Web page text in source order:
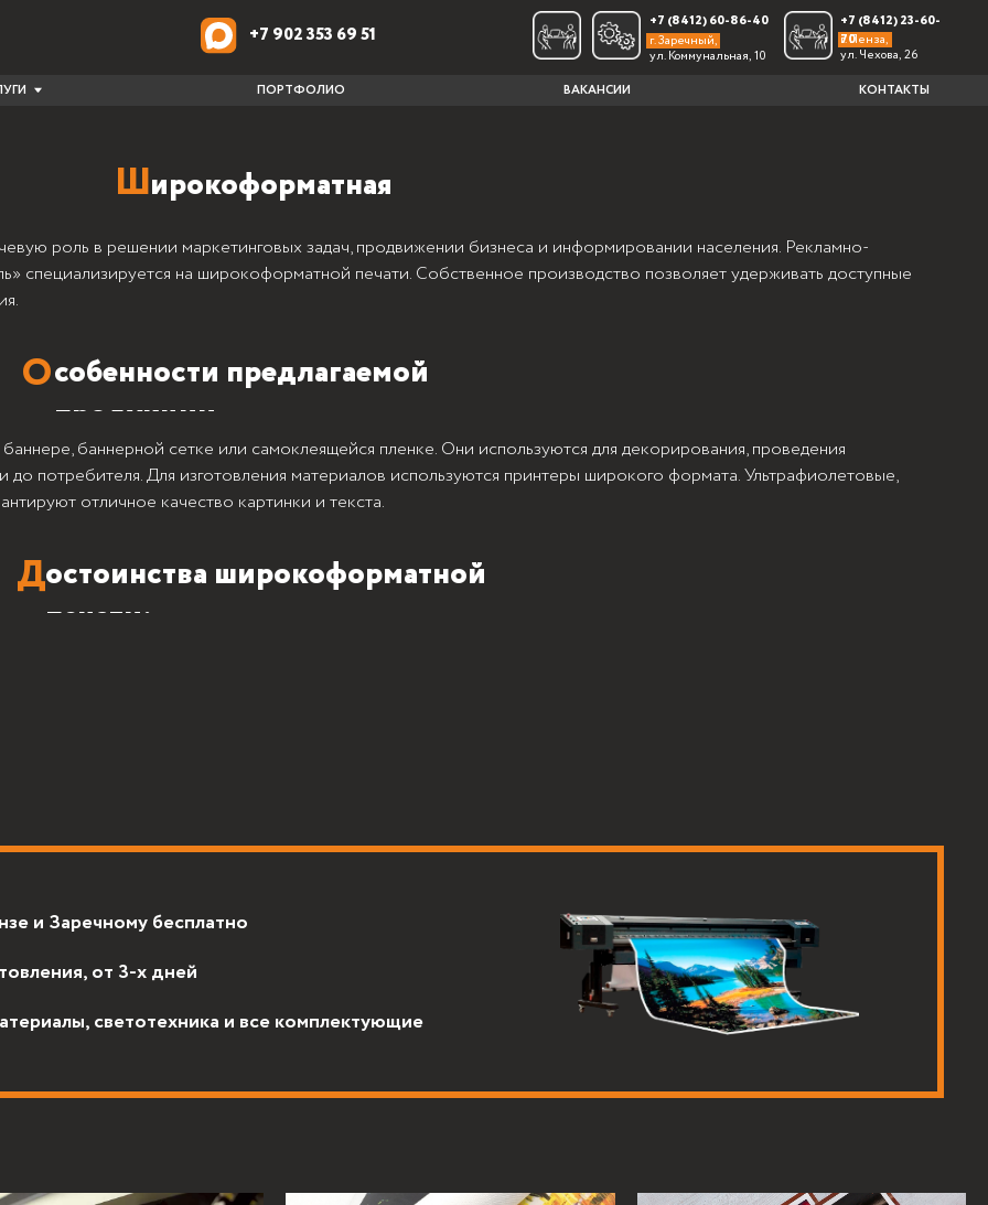
+7 902 353 69 51
+7 (8412) 23-60-
70
г. Пенза,
ул. Чехова, 26
+7 (8412) 60-86-40
г. Заречный,
ул. Коммунальная, 10
ирокоформатная
печать
роль в решении маркетинговых задач, продвижении бизнеса и информировании населения. Рекламно-
специализируется на широкоформатной печати. Собственное производство позволяет удерживать доступные
баннерной сетке или самоклеящейся пленке. Они используются для декорирования, проведения
потребителя. Для изготовления материалов используются принтеры широкого формата. Ультрафиолетовые,
отличное качество картинки и текста.
широкоформатной
светотехника и все комплектующие